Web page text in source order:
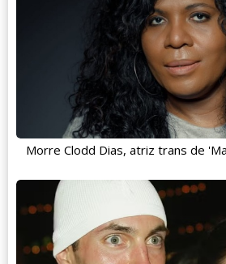
Morre Clodd Dias, atriz trans de